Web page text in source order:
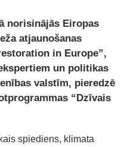
norisinājās Eiropas
atjaunošanas
in Europe”,
un politikas
valstīm, pieredzē
“Dzīvais
spiediens, klimata